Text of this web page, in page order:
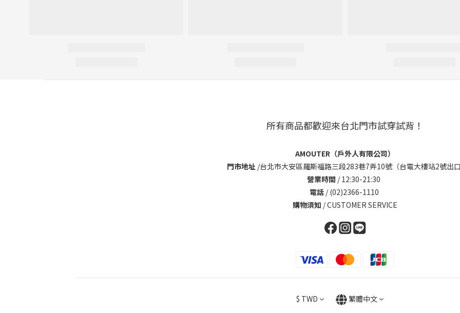
所有商品都歡迎來台北門市試穿試背！
AMOUTER（戶外人有限公司）
門市地址 /台北市大安區羅斯福路三段283巷7弄10號（台電大樓站2號出
營業時間 / 12:30-21:30
電話 / (02)2366-1110
購物須知 /CUSTOMER SERVICE
$ TWD 繁體中文